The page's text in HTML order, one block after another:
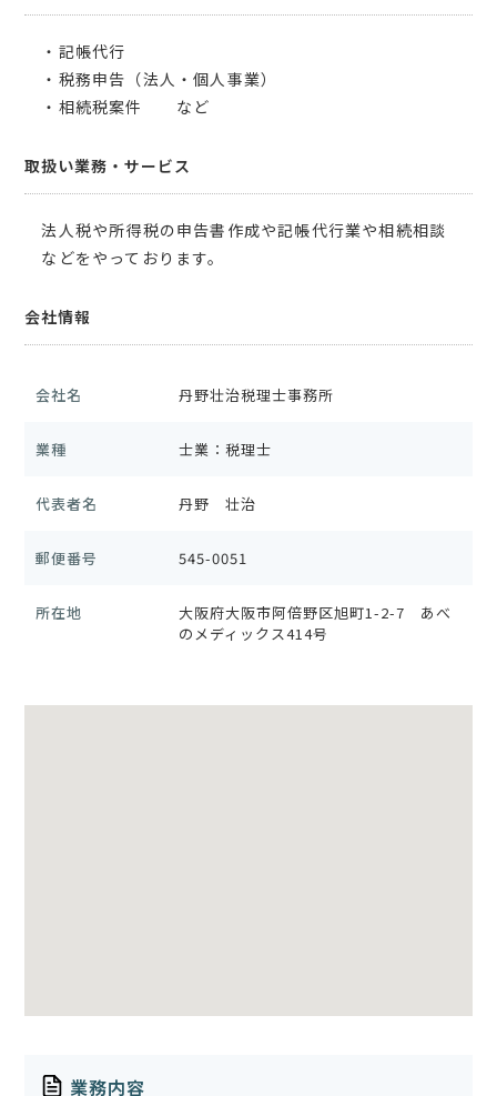
・記帳代行
・税務申告（法人・個人事業）
・相続税案件 など
取扱い業務・サービス
法人税や所得税の申告書作成や記帳代行業や相続相談
などをやっております。
会社情報
会社名 丹野壮治税理士事務所
業種 士業：税理士
代表者名 丹野 壮治
郵便番号 545-0051
所在地
大阪府大阪市阿倍野区旭町1-2-7 あべ
のメディックス414号
業務内容